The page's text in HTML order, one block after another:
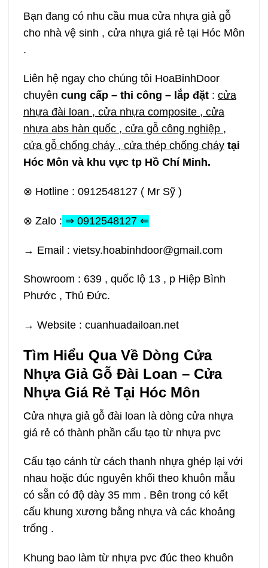
Bạn đang có nhu cầu mua cửa nhựa giả gỗ
cho nhà vệ sinh , cửa nhựa giá rẻ tại Hóc Môn
.
Liên hệ ngay cho chúng tôi HoaBinhDoor
chuyên cung cấp – thi công – lắp đặt : cửa
nhựa đài loan , cửa nhựa composite , cửa
nhựa abs hàn quốc , cửa gỗ công nghiệp ,
cửa gỗ chống cháy , cửa thép chống cháy tại
Hóc Môn và khu vực tp Hồ Chí Minh.
⊗ Hotline : 0912548127 ( Mr Sỹ )
⊗ Zalo : ⇒ 0912548127 ⇐
→ Email : vietsy.hoabinhdoor@gmail.com
Showroom : 639 , quốc lộ 13 , p Hiệp Bình
Phước , Thủ Đức.
→ Website : cuanhuadailoan.net
Tìm Hiểu Qua Về Dòng Cửa
Nhựa Giả Gỗ Đài Loan – Cửa
Nhựa Giá Rẻ Tại Hóc Môn
Cửa nhựa giả gỗ đài loan là dòng cửa nhựa
giá rẻ có thành phần cấu tạo từ nhựa pvc
Cấu tạo cánh từ cách thanh nhựa ghép lại với
nhau hoặc đúc nguyên khối theo khuôn mẫu
có sẵn có độ dày 35 mm . Bên trong có kết
cấu khung xương bằng nhựa và các khoảng
trống .
Khung bao làm từ nhựa pvc đúc theo khuôn